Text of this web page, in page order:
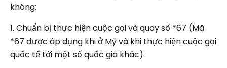
không:
1. Chuẩn bị thực hiện cuộc gọi và quay số *67 (Mã
*67 được áp dụng khi ở Mỹ và khi thực hiện cuộc gọi
quốc tế tới một số quốc gia khác).